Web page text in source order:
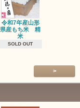
令和7年産山形
県産もち米 精
米
SOLD OUT
>